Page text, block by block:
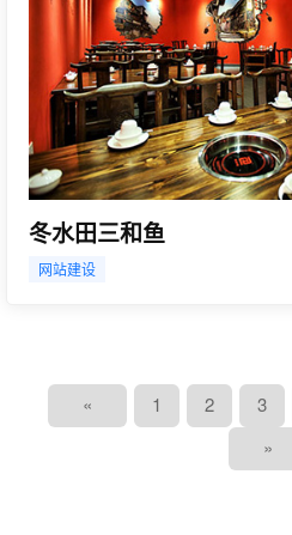
冬水田三和鱼
网站建设
« 1 2 3
»